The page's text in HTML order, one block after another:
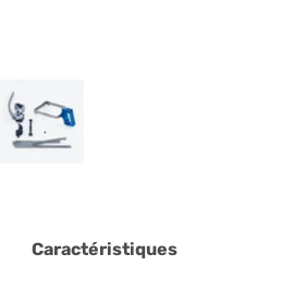
Caractéristiques